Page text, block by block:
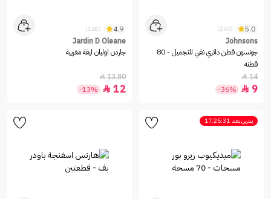
5.0
(250)
Johnsons
جونسون قطن دائري نقي للتجميل - 80
قطنة
14

9

-36%
4.9
(168)
Jardin D Oleane
جاردن اوليان ليفة مغربية
13.80

12

-13%
ينتهي بعد 17:25:31